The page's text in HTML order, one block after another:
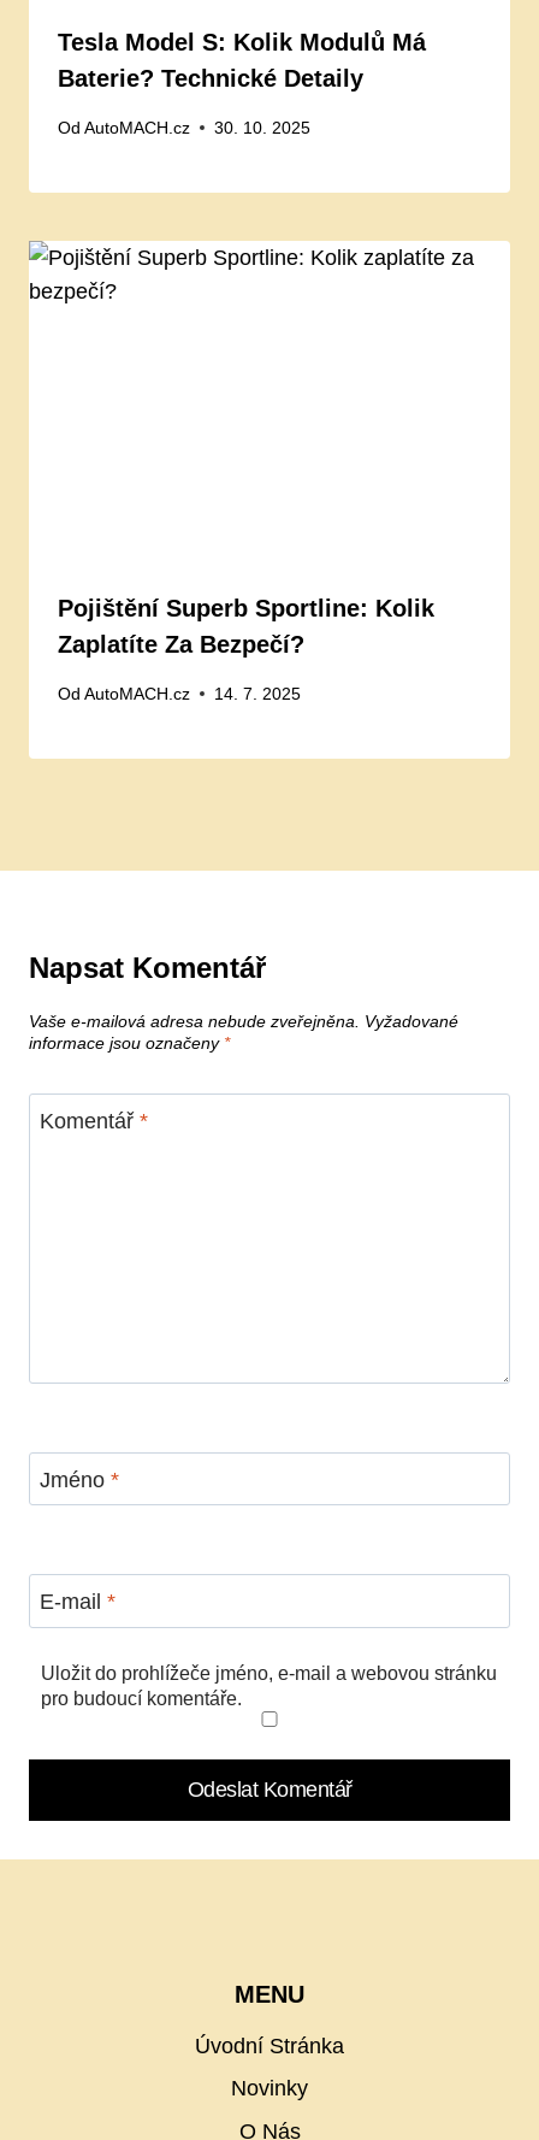
Tesla Model S: Kolik Modulů Má
Baterie? Technické Detaily
Od AutoMACH.cz 30. 10. 2025
Pojištění Superb Sportline: Kolik
Zaplatíte Za Bezpečí?
Od AutoMACH.cz 14. 7. 2025
Napsat Komentář
Vaše e-mailová adresa nebude zveřejněna.
Vyžadované
informace jsou označeny *
Komentář *
Jméno *
E-mail *
Uložit do prohlížeče jméno, e-mail a webovou stránku
pro budoucí komentáře.
MENU
Úvodní Stránka
Novinky
O Nás